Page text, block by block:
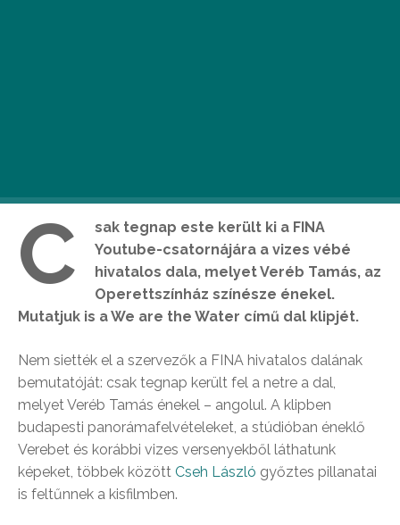
C
sak tegnap este került ki a FINA
Youtube-csatornájára a vizes vébé
hivatalos dala, melyet Veréb Tamás, az
Operettszínház színésze énekel.
Mutatjuk is a We are the Water című dal klipjét.
Nem siették el a szervezők a FINA hivatalos dalának
bemutatóját: csak tegnap került fel a netre a dal,
melyet Veréb Tamás énekel – angolul. A klipben
budapesti panorámafelvételeket, a stúdióban éneklő
Verebet és korábbi vizes versenyekből láthatunk
képeket, többek között Cseh László győztes pillanatai
is feltűnnek a kisfilmben.